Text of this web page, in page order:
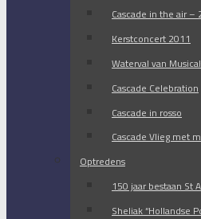
Cascade in the air –
Kerstconcert 2011
Waterval van
Cascade Celebration
Cascade in rosso
Cascade Vlieg met
Optredens
150 jaar bestaan St
Sheliak “Hollandse